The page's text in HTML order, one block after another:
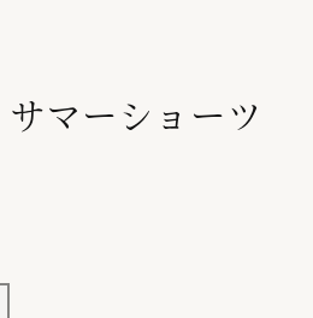
マーショーツ